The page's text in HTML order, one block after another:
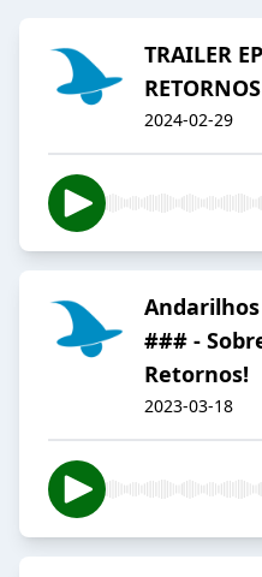
TRAILER
2024-02-29
### -
Retornos!
2023-03-18